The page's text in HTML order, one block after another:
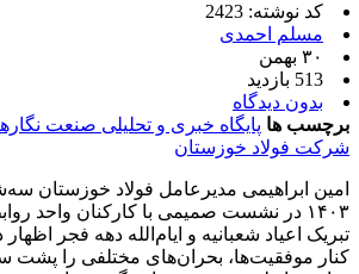
کد نوشته: 2423
مسلم احمدی
۳۰ بهمن
513 بازدید
بدون دیدگاه
برچسب ها پایگاه خبری و تحلیلی صنعت
شرکت فولاد خوزستان
۱۴۰۳ در نشست صمیمی با کارکنان واحد
تبریک اعیاد شعبانیه و ایام‌الله دهه فجر
کنار موفقیت‌ها‌، بحران‌های مختلفی را پشت